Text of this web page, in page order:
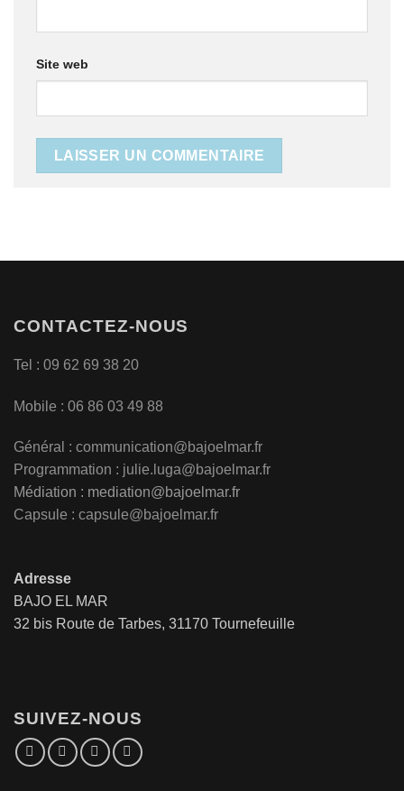
Site web
CONTACTEZ-NOUS
Tel : 09 62 69 38 20
Mobile : 06 86 03 49 88
Général : communication@bajoelmar.fr
Programmation : julie.luga@bajoelmar.fr
Médiation : mediation@bajoelmar.fr
Capsule : capsule@bajoelmar.fr
Adresse
BAJO EL MAR
32 bis Route de Tarbes, 31170 Tournefeuille
SUIVEZ-NOUS